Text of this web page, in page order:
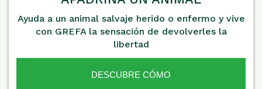
Ayuda a un animal salvaje herido o enfermo y vive
con GREFA la sensación de devolverles la
libertad
DESCUBRE CÓMO